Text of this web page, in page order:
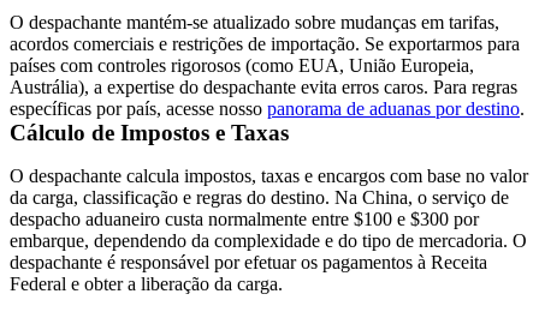
O despachante mantém-se atualizado sobre mudanças em tarifas,
acordos comerciais e restrições de importação. Se exportarmos para
países com controles rigorosos (como EUA, União Europeia,
Austrália), a expertise do despachante evita erros caros. Para regras
específicas por país, acesse nosso panorama de aduanas por destino.
Cálculo de Impostos e Taxas
O despachante calcula impostos, taxas e encargos com base no valor
da carga, classificação e regras do destino. Na China, o serviço de
despacho aduaneiro custa normalmente entre $100 e $300 por
embarque, dependendo da complexidade e do tipo de mercadoria. O
despachante é responsável por efetuar os pagamentos à Receita
Federal e obter a liberação da carga.